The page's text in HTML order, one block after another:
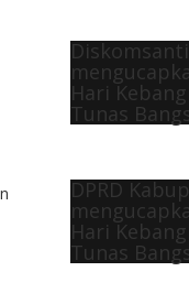
Hari
Tunas
DPRD
Hari
Tunas